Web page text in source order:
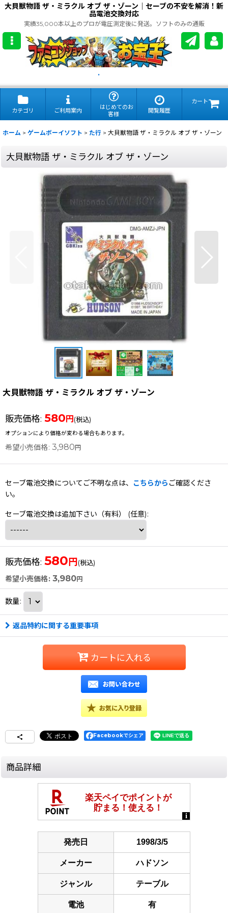
大貝獣物語 ザ・ミラクル オブ ザ・ゾーン｜セーブの不安を解消！新
品電池交換対応
実績35,000本以上のプロが電圧測定後に発送。ソフトのみの通販
.
カテゴリ ご利用案内
はじめてのお
客様
閲覧履歴
カート
ホーム > ゲームボーイソフト > た行 > 大貝獣物語 ザ・ミラクル オブ ザ・ゾーン
大貝獣物語 ザ・ミラクル オブ ザ・ゾーン
大貝獣物語 ザ・ミラクル オブ ザ・ゾーン
販売価格: 580円(税込)
オプションにより価格が変わる場合もあります。
希望小売価格: 3,980 円
セーブ電池交換についてご不明な点は、 こちらから ご確認くださ
い。
セーブ電池交換は追加下さい（有料） (任意):
販売価格: 580円(税込)
希望小売価格: 3,980円
数量:
返品特約に関する重要事項
カートに入れる
Facebookでシェア
商品詳細
発売日 1998/3/5
メーカー ハドソン
ジャンル テーブル
電池 有